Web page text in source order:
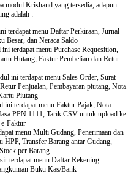
modul Krishand yang tersedia, adapun
adalah :
terdapat menu Daftar Perkiraan, Jurnal
Besar, dan Neraca Saldo
ini terdapat menu Purchase Requesition,
Hutang, Faktur Pembelian dan Retur
ini terdapat menu Sales Order, Surat
Penjualan, Pembayaran piutang, Nota
Piutang
ini terdapat menu Faktur Pajak, Nota
PPN 1111, Tarik CSV untuk upload ke
Faktur
menu Multi Gudang, Penerimaan dan
HPP, Transfer Barang antar Gudang,
per Barang
terdapat menu Daftar Rekening
Buku Kas/Bank